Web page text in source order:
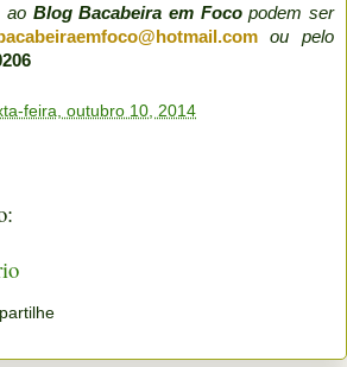
ao Blog Bacabeira em Focopodem ser
ou pelo
feira, outubro 10, 2014